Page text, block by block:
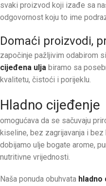
svaki proizvod koji izađe sa
odgovornost koju to ime
Domaći proizvodi,
započinje pažljivim odabirom
cijeđena ulja biramo sa
kvalitetu, čistoći i porijeklu.
Hladno cijeđenje
omogućava da se sačuvaju
kiseline, bez zagrijavanja i
dobijamo ulje bogate arome,
nutritivne vrijednosti.
Naša ponuda obuhvata